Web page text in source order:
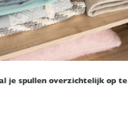
je spullen overzichtelijk op